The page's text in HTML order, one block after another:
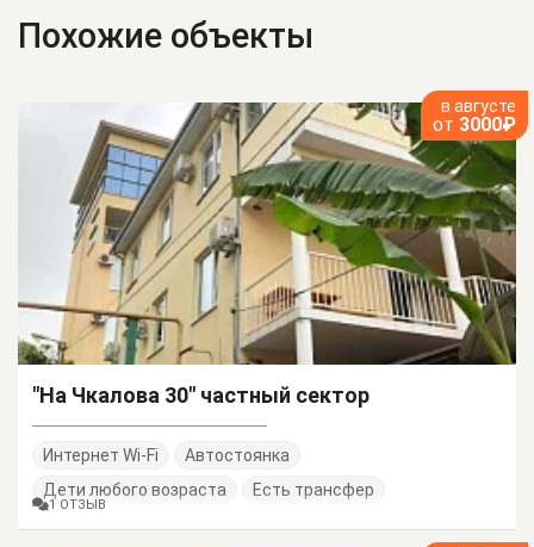
Похожие объекты
в августе
от 3000₽
"На Чкалова 30" частный сектор
Интернет Wi-Fi
Автостоянка
Дети любого возраста
Есть трансфер
1 ОТЗЫВ